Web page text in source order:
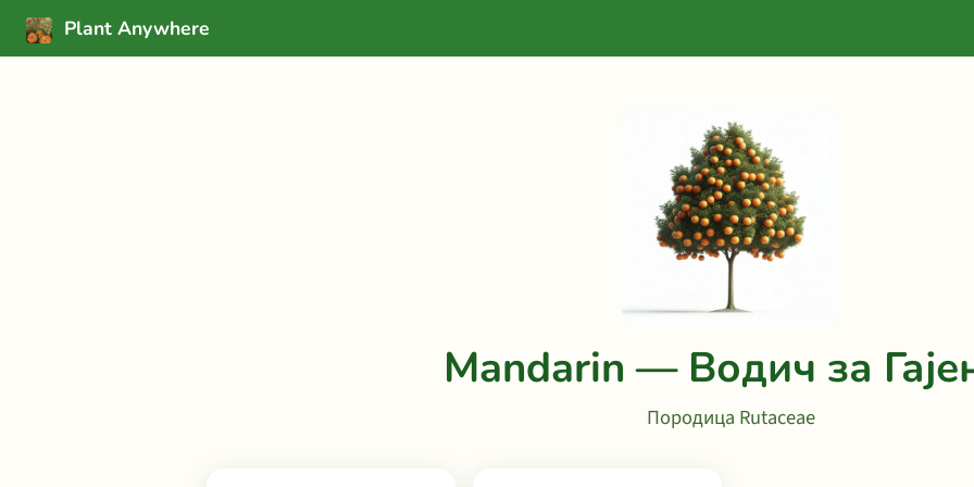
Plant Anywhere
Mandarin — Водич за
Породица Rutaceae